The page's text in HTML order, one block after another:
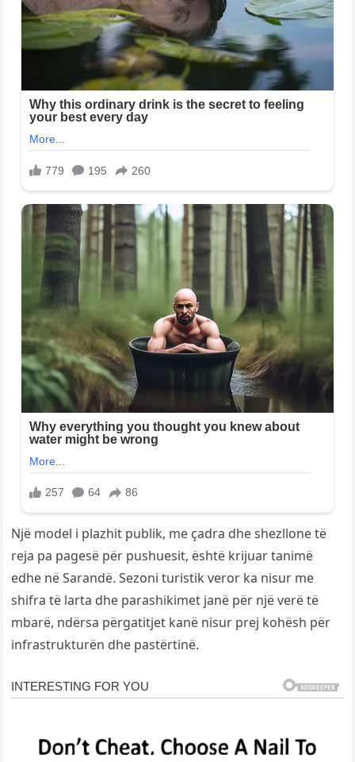
Një model i plazhit publik, me çadra dhe shezllone të
reja pa pagesë për pushuesit, është krijuar tanimë
edhe në Sarandë. Sezoni turistik veror ka nisur me
shifra të larta dhe parashikimet janë për një verë të
mbarë, ndërsa përgatitjet kanë nisur prej kohësh për
infrastrukturën dhe pastërtinë.